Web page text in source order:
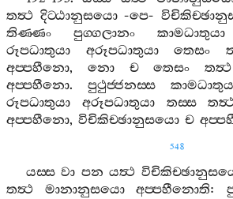
තත්‍ථ දිට‍්ඨානුසයො-පෙ-
තිණ‍්ණං
පුග‍්ගලානං කාමධාතුයා
රූපධාතුයා
අරූපධාතුයා තෙසං
අප‍්පහීනො, නො ච තෙසං තත්‍ථ
අප‍්පහීනො. පුථුජ‍්ජනස‍්ස
රූපධාතුයා
අරූපධාතුයා තස‍්ස
අප‍්පහීනො, විචිකිච‍්ඡානුසයො ච
548
යස‍්ස වා පන යත්‍ථ
තත්‍ථ
මානානුසයො අප‍්පහීනොති: